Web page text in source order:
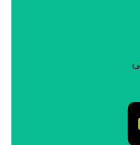
کرده و کوبیده همراه غذا و سالاد